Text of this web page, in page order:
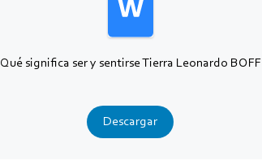
Qué significa ser y sentirse Tierra Leonardo BOFF
Descargar